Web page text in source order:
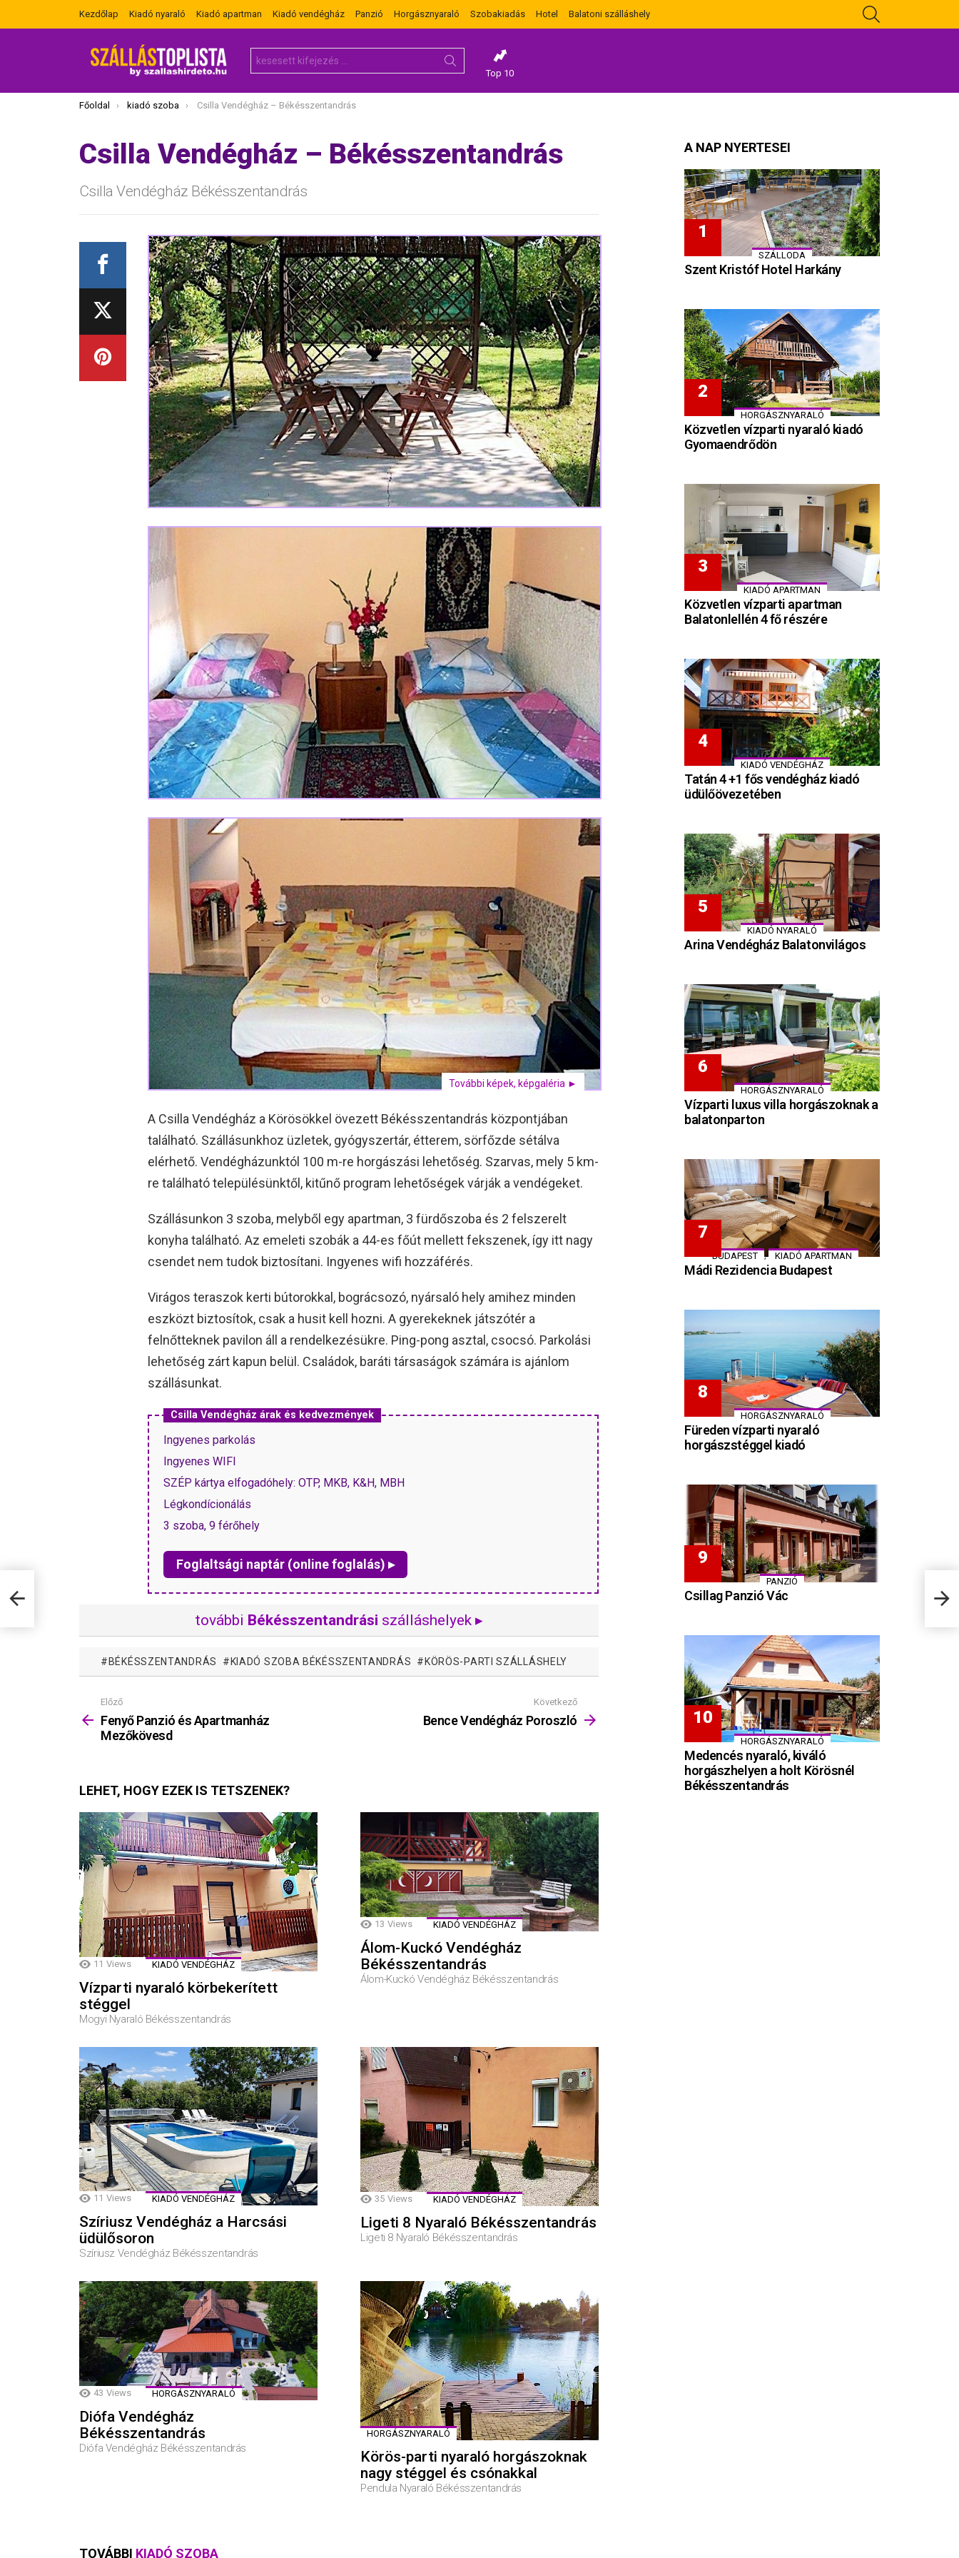
Kezdőlap Kiadó nyaraló Kiadó apartman Kiadó vendégház Panzió Horgásznyaraló Szobakiadás Hotel Balatoni szálláshely
for:
Top 10
Itt vagy most:
Főoldal kiadó szoba Csilla Vendégház – Békésszentandrás
Csilla Vendégház – Békésszentandrás
Csilla Vendégház Békésszentandrás
További képek, képgaléria ►
A Csilla Vendégház a Körösökkel övezett Békésszentandrás központjában
található. Szállásunkhoz üzletek, gyógyszertár, étterem, sörfőzde sétálva
elérhető. Vendégházunktól 100 m-re horgászási lehetőség. Szarvas, mely 5 km-
re található településünktől, kitűnő program lehetőségek várják a vendégeket.
Szállásunkon 3 szoba, melyből egy apartman, 3 fürdőszoba és 2 felszerelt
konyha található. Az emeleti szobák a 44-es főút mellett fekszenek, így itt nagy
csendet nem tudok biztosítani. Ingyenes wifi hozzáférés.
Virágos teraszok kerti bútorokkal, bográcsozó, nyársaló hely amihez minden
eszközt biztosítok, csak a husit kell hozni. A gyerekeknek játszótér a
felnőtteknek pavilon áll a rendelkezésükre. Ping-pong asztal, csocsó. Parkolási
lehetőség zárt kapun belül. Családok, baráti társaságok számára is ajánlom
szállásunkat.
Csilla Vendégház árak és kedvezmények
Ingyenes parkolás
Ingyenes WIFI
SZÉP kártya elfogadóhely: OTP, MKB, K&H, MBH
Légkondícionálás
3 szoba, 9 férőhely
Foglaltsági naptár (online foglalás) ▸
további Békésszentandrási szálláshelyek ▸
BÉKÉSSZENTANDRÁS KIADÓ SZOBA BÉKÉSSZENTANDRÁS KÖRÖS-PARTI SZÁLLÁSHELY
Mutass
többet
Előző
Fenyő Panzió és Apartmanház
Mezőkövesd
Következő
Bence Vendégház Poroszló
LEHET, HOGY EZEK IS TETSZENEK?
11 Views KIADÓ VENDÉGHÁZ
Vízparti nyaraló körbekerített
stéggel
Mogyi Nyaraló Békésszentandrás
13 Views KIADÓ VENDÉGHÁZ
Álom-Kuckó Vendégház
Békésszentandrás
Álom-Kuckó Vendégház Békésszentandrás
11 Views KIADÓ VENDÉGHÁZ
Szíriusz Vendégház a Harcsási
üdülősoron
Szíriusz Vendégház Békésszentandrás
35 Views KIADÓ VENDÉGHÁZ
Ligeti 8 Nyaraló Békésszentandrás
Ligeti 8 Nyaraló Békésszentandrás
43 Views HORGÁSZNYARALÓ
Diófa Vendégház
Békésszentandrás
Diófa Vendégház Békésszentandrás
HORGÁSZNYARALÓ
Körös-parti nyaraló horgászoknak
nagy stéggel és csónakkal
Pendula Nyaraló Békésszentandrás
TOVÁBBI KIADÓ SZOBA
A NAP NYERTESEI
SZÁLLODA
Szent Kristóf Hotel Harkány
HORGÁSZNYARALÓ
Közvetlen vízparti nyaraló kiadó
Gyomaendrődön
KIADÓ APARTMAN
Közvetlen vízparti apartman
Balatonlellén 4 fő részére
KIADÓ VENDÉGHÁZ
Tatán 4 +1 fős vendégház kiadó
üdülőövezetében
KIADÓ NYARALÓ
Arina Vendégház Balatonvilágos
HORGÁSZNYARALÓ
Vízparti luxus villa horgászoknak a
balatonparton
BUDAPEST , KIADÓ APARTMAN
Mádi Rezidencia Budapest
HORGÁSZNYARALÓ
Füreden vízparti nyaraló
horgászstéggel kiadó
PANZIÓ
Csillag Panzió Vác
HORGÁSZNYARALÓ
Medencés nyaraló, kiváló
horgászhelyen a holt Körösnél
Békésszentandrás